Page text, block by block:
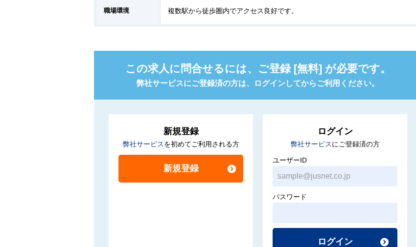
職場環境 複数駅から徒歩圏内でアクセス良好です。
この求人に問合せるには、 ご登録 [無料] が必要です。
弊社サービスにご登録済の方は、 ログインしてからご利用ください。
新規登録
弊社サービスを初めてご利用される方
ログイン
弊社サービスにご登録済の方
ユーザーID
パスワード
ログイン